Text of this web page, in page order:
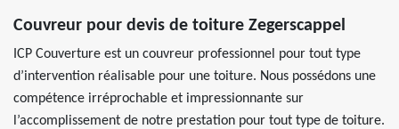
Couvreur pour devis de toiture Zegerscappel
ICP Couverture est un couvreur professionnel pour tout type
d’intervention réalisable pour une toiture. Nous possédons une
compétence irréprochable et impressionnante sur
l’accomplissement de notre prestation pour tout type de toiture.